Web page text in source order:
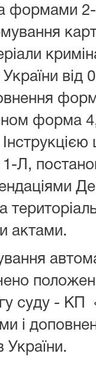
за
від
форма
1-Л,
актами.
суду - КП
і
України.